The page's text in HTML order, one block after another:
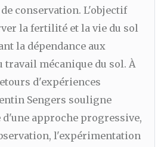
conservation. L'objectif
la fertilité et la vie du sol
la dépendance aux
travail mécanique du sol. À
d'expériences
Sengers souligne
approche progressive,
l'expérimentation